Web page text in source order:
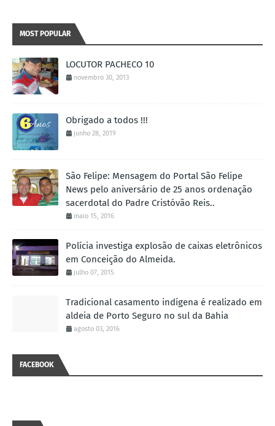
MOST POPULAR
LOCUTOR PACHECO 10
novembro 30, 2013
Obrigado a todos !!!
junho 28, 2019
São Felipe: Mensagem do Portal São Felipe
News pelo aniversário de 25 anos ordenação
sacerdotal do Padre Cristóvão Reis..
maio 15, 2016
Polícia investiga explosão de caixas eletrônicos
em Conceição do Almeida.
julho 07, 2015
Tradicional casamento indígena é realizado em
aldeia de Porto Seguro no sul da Bahia
agosto 03, 2016
FACEBOOK